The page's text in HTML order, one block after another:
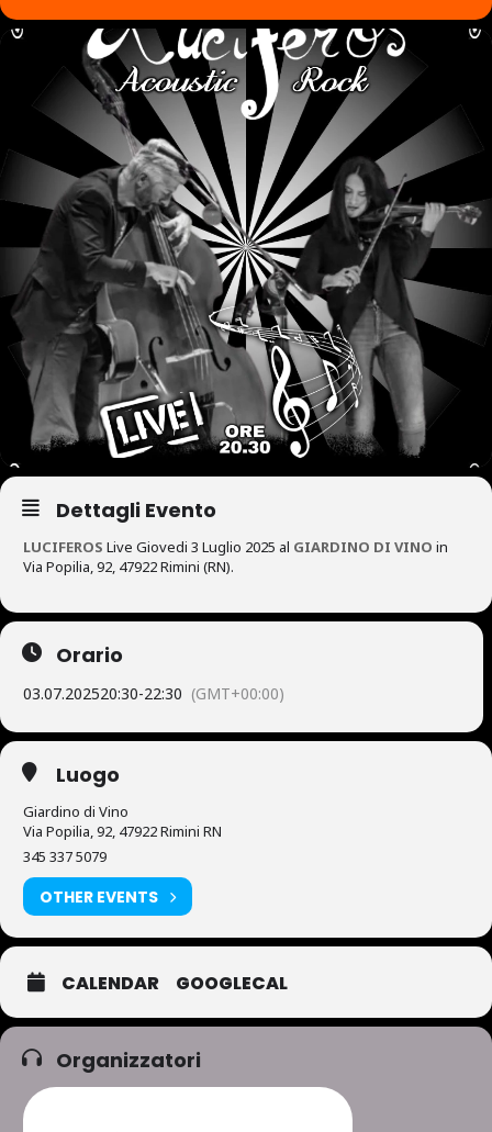
Dettagli Evento
LUCIFEROS Live Giovedi 3 Luglio 2025 al GIARDINO DI VINO in
Via Popilia, 92, 47922 Rimini (RN).
Orario
03.07.202520:30-22:30 (GMT+00:00)
Luogo
Giardino di Vino
Via Popilia, 92, 47922 Rimini RN
345 337 5079
OTHER EVENTS
CALENDAR GOOGLECAL
Organizzatori